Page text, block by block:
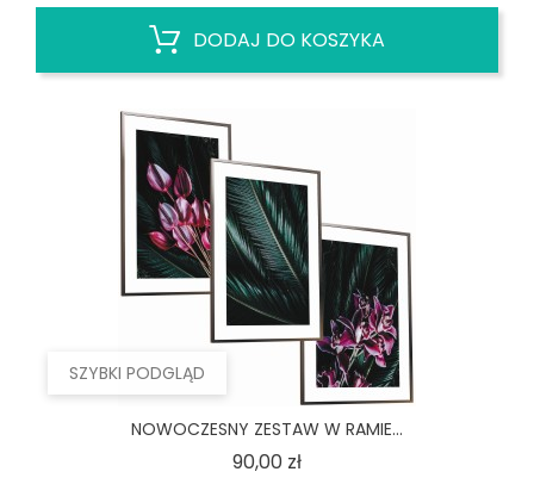
DODAJ DO KOSZYKA
SZYBKI PODGLĄD
NOWOCZESNY ZESTAW W RAMIE...
90,00 złCena